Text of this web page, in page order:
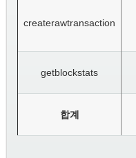
createrawtransaction
getblockstats
합계